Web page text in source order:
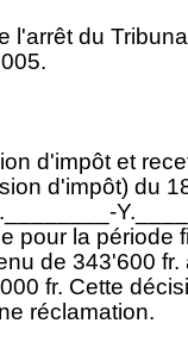
l'arrêt du
d'impôt et
d'impôt) du
pour la période
de 343'600
fr. Cette
réclamation.